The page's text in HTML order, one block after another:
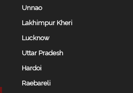
Unnao
Lakhimpur Kheri
Lucknow
Uttar Pradesh
Hardoi
Raebareli